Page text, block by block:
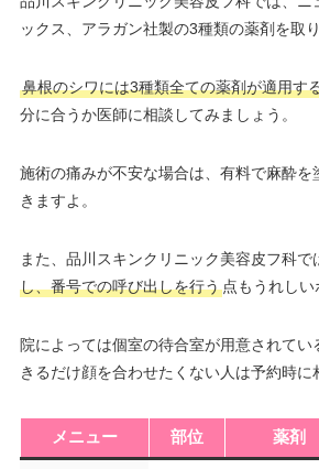
ックス、アラガン社製の3種類の薬剤を取
鼻根のシワには3種類全ての薬剤が適用す
分に合うか医師に相談してみましょう。
施術の痛みが不安な場合は、有料で麻酔を
きますよ。
また、品川スキンクリニック美容皮フ科で
し、番号での呼び出しを行う点もうれしい
院によっては個室の待合室が用意されて
きるだけ顔を合わせたくない人は予約時に
メニュー 部位 薬剤